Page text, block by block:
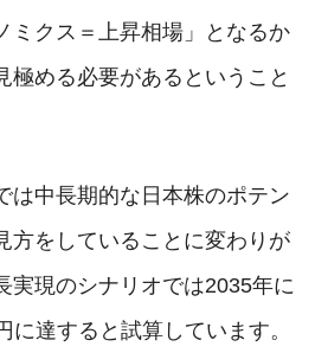
ミクス＝上昇相場」となるか
極める必要があるということ
は中長期的な日本株のポテン
方をしていることに変わりが
実現のシナリオでは2035年に
に達すると試算しています。